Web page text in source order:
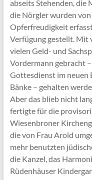
abseits Stehenden, die
die Nörgler wurden
Opferfreudigkeit
Verfügung gestellt. Mit
vielen Geld- und
Vordermann gebracht
Gottesdienst im neuen
Bänke – gehalten
Aber das blieb nicht
fertigte für die
Wiesenbroner
die von Frau Arold
mehr benutzten
die Kanzel, das
Rüdenhäuser